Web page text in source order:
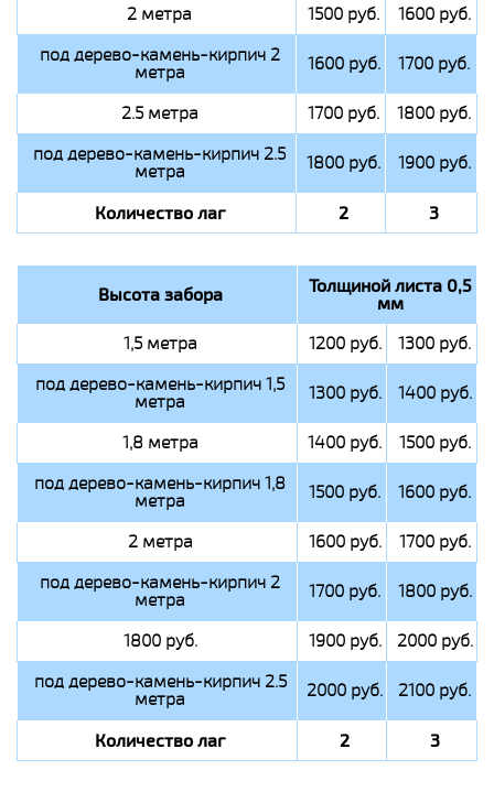
2 метра 1500 руб.
1600 руб.
под дерево-камень-кирпич 2
метра 1600 руб. 1700 руб.
2.5 метра 1700 руб.
1800 руб.
под дерево-камень-кирпич 2.5
метра 1800 руб. 1900 руб.
Количество лаг 2 3
Высота забора Толщиной листа 0,5
мм
1,5 метра 1200 руб.
1300 руб.
под дерево-камень-кирпич 1,5
метра 1300 руб. 1400 руб.
1,8 метра 1400 руб.
1500 руб.
под дерево-камень-кирпич 1,8
метра 1500 руб. 1600 руб.
2 метра 1600 руб.
1700 руб.
под дерево-камень-кирпич 2
метра 1700 руб. 1800 руб.
1800 руб. 1900 руб.
2000 руб.
под дерево-камень-кирпич 2.5
метра 2000 руб. 2100 руб.
Количество лаг 2 3